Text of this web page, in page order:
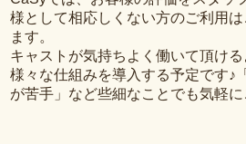
様として相応しくない方のご利用
ます。
キャストが気持ちよく働いて頂け
様々な仕組みを導入する予定です♪
が苦手」など些細なことでも気軽に